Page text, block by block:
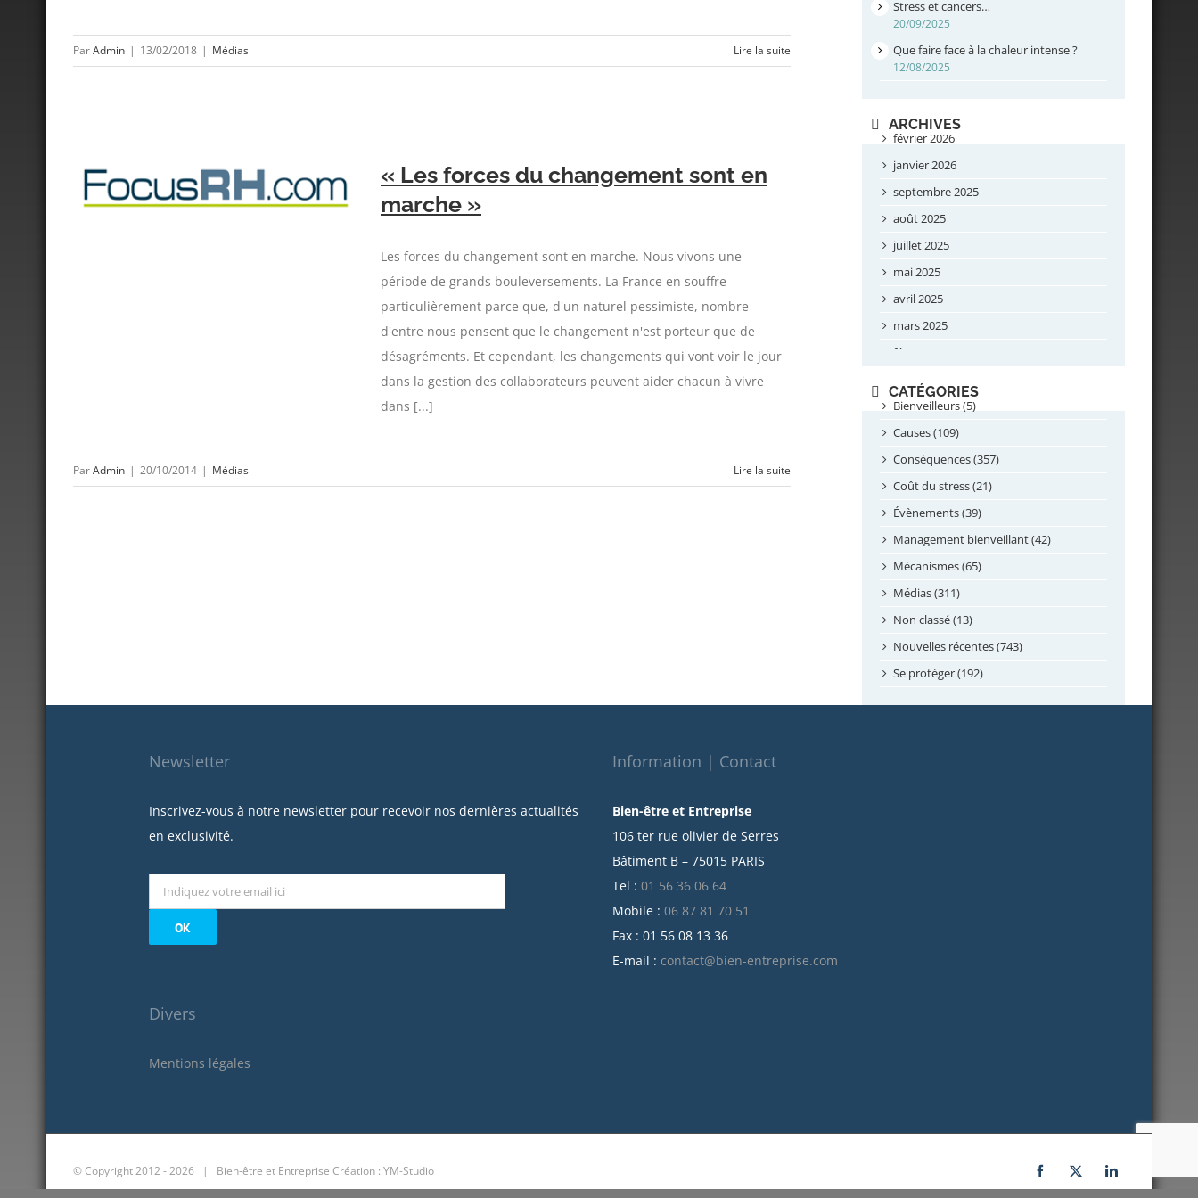
ParAdmin | 13/02/2018 | Médias Lire la suite
« Les forces du changement sont en
marche »
Les forces du changement sont en marche. Nous vivons une
période de grands bouleversements. La France en souffre
particulièrement parce que, d'un naturel pessimiste, nombre
d'entre nous pensent que le changement n'est porteur que de
désagréments. Et cependant, les changements qui vont voir le jour
dans la gestion des collaborateurs peuvent aider chacun à vivre
dans [...]
ParAdmin | 20/10/2014 | Médias Lire la suite
Stress et cancers…
20/09/2025
Que faire face à la chaleur intense ?
12/08/2025
ARCHIVES
février 2026
janvier 2026
septembre 2025
août 2025
juillet 2025
mai 2025
avril 2025
mars 2025
février 2025
septembre 2024
août 2024
juillet 2024
juin 2024
mai 2024
avril 2024
février 2024
janvier 2024
novembre 2023
octobre 2023
septembre 2023
CATÉGORIES
Bienveilleurs (5)
Causes (109)
Conséquences (357)
Coût du stress (21)
Évènements (39)
Management bienveillant (42)
Mécanismes (65)
Médias (311)
Non classé (13)
Nouvelles récentes (743)
Se protéger (192)
Newsletter
Inscrivez-vous à notre newsletter pour recevoir nos dernières actualités
en exclusivité.
Divers
Mentions légales
Information | Contact
Bien-être et Entreprise
106 ter rue olivier de Serres
Bâtiment B – 75015 PARIS
Tel : 01 56 36 06 64
Mobile : 06 87 81 70 51
Fax : 01 56 08 13 36
E-mail : contact@bien-entreprise.com
© Copyright 2012 -2026 | Bien-être et Entreprise Création : YM-Studio Facebook
X LinkedIn